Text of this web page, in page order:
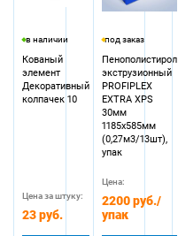
в наличии
Кованый
элемент
Декоративный
колпачек 10
Цена за штуку:
23 руб.
под заказ
Пенополистирол
экструзионный
PROFIPLEX
EXTRA XPS
30мм
1185х585мм
(0,27м3/13шт),
упак
Цена:
2200 руб./
упак